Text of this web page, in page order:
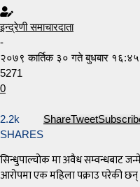
इन्द्रेणी समाचारदाता
-
२०७९ कार्तिक ३० गते बुधबार
5271
0
2.2k
SHARES
ShareTweet
सिन्धुपाल्चोक मा अवैध सम्वन्धबाट
आरोपमा एक महिला पक्राउ परेकी छन्